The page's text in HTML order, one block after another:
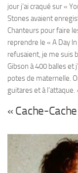
jour j’ai craqué sur «
Stones avaient
Chanteurs pour faire
reprendre le « A Day
refusaient, je me suis
Gibson à 400 balles et
potes de maternelle.
guitares et à l’attaque.
« Cache-